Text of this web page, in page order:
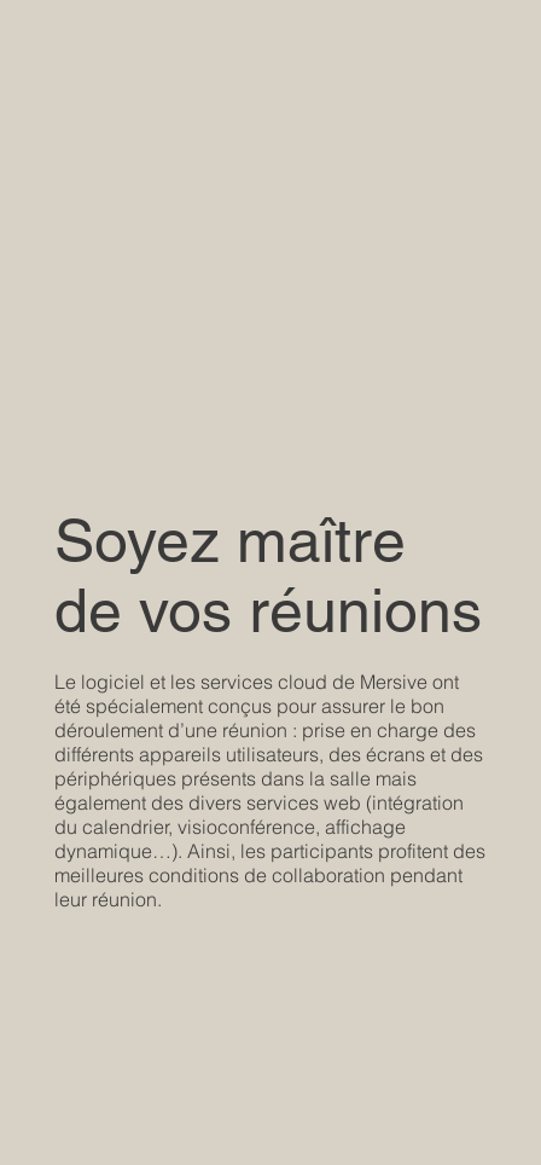
Soyez maître
de vos réunions
Le logiciel et les services cloud de Mersive ont
été spécialement conçus pour assurer le bon
déroulement d’une réunion : prise en charge des
différents appareils utilisateurs, des écrans et des
périphériques présents dans la salle mais
également des divers services web (intégration
du calendrier, visioconférence, affichage
dynamique…). Ainsi, les participants profitent des
meilleures conditions de collaboration pendant
leur réunion.